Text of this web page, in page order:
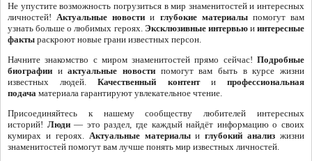
Не упустите возможность погрузиться в мир знаменитостей и интересных
личностей!Актуальные новости и глубокие материалыпомогут вам
узнать больше о любимых героях. Эксклюзивные интервьюи интересные
факты раскроют новые грани известных персон.
Начните знакомство с миром знаменитостей прямо сейчас! Подробные
биографии иактуальные новости помогут вам быть в курсе жизни
известных людей.Качественный контентипрофессиональная
подача материала гарантируют увлекательное чтение.
Присоединяйтесь к нашему сообществу любителей интересных
историй! Люди— это раздел, где каждый найдёт информацию о своих
кумирах и героях. Актуальные материалыиглубокий анализ жизни
знаменитостей помогут вам лучше понять мир известных личностей.